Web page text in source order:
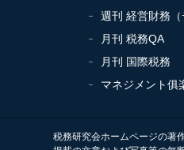
週刊 経営財務（
月刊 税務QA
月刊 国際税務
マネジメント俱
税務研究会ホームページの著